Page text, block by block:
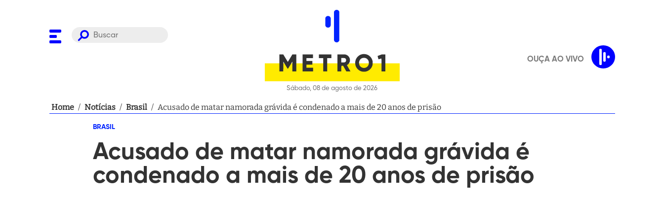
Sábado, 08 de agosto de 2026
OUÇA AO VIVO
Home / Notícias / Brasil / Acusado de matar namorada grávida é condenado a mais de 20 anos de prisão
BRASIL
Acusado de matar namorada grávida é
condenado a mais de 20 anos de prisão